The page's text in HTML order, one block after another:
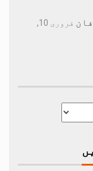
فروری 10,